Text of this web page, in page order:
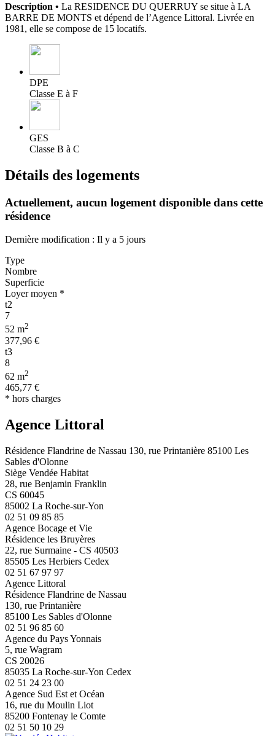
Description • La RESIDENCE DU QUERRUY se situe à LA
BARRE DE MONTS et dépend de l’Agence Littoral. Livrée en
1981, elle se compose de 15 locatifs.
DPE
Classe E à F
GES
Classe B à C
Détails des logements
Actuellement, aucun logement disponible dans cette
résidence
Dernière modification : Il y a 5 jours
Type
Nombre
Superficie
Loyer moyen *
t2
7
52 m2
377,96 €
t3
8
62 m2
465,77 €
* hors charges
Agence Littoral
Résidence Flandrine de Nassau 130, rue Printanière 85100 Les
Sables d'Olonne
Siège Vendée Habitat
28, rue Benjamin Franklin
CS 60045
85002 La Roche-sur-Yon
02 51 09 85 85
Agence Bocage et Vie
Résidence les Bruyères
22, rue Surmaine - CS 40503
85505 Les Herbiers Cedex
02 51 67 97 97
Agence Littoral
Résidence Flandrine de Nassau
130, rue Printanière
85100 Les Sables d'Olonne
02 51 96 85 60
Agence du Pays Yonnais
5, rue Wagram
CS 20026
85035 La Roche-sur-Yon Cedex
02 51 24 23 00
Agence Sud Est et Océan
16, rue du Moulin Liot
85200 Fontenay le Comte
02 51 50 10 29